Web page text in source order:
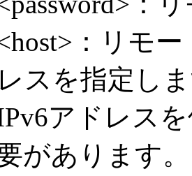
：リモー
スを指定し
アドレスを
があります。